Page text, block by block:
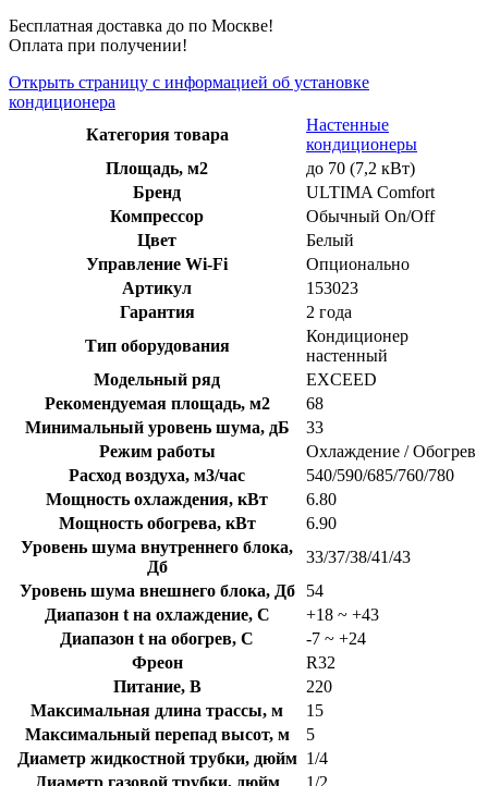
Бесплатная доставка до по Москве!
Оплата при получении!
Открыть страницу с информацией об установке
кондиционера
Категория товара
Настенные
кондиционеры
Площадь, м2
до 70 (7,2 кВт)
Бренд
ULTIMA Comfort
Компрессор
Обычный On/Off
Цвет
Белый
Управление Wi-Fi
Опционально
Артикул
153023
Гарантия
2 года
Тип оборудования
Кондиционер
настенный
Модельный ряд
EXCEED
Рекомендуемая площадь, м2
68
Минимальный уровень шума, дБ
33
Режим работы
Охлаждение / Обогрев
Расход воздуха, м3/час
540/590/685/760/780
Мощность охлаждения, кВт
6.80
Мощность обогрева, кВт
6.90
Уровень шума внутреннего блока,
Дб
33/37/38/41/43
Уровень шума внешнего блока, Дб
54
Диапазон t на охлаждение, C
+18 ~ +43
Диапазон t на обогрев, C
-7 ~ +24
Фреон
R32
Питание, В
220
Максимальная длина трассы, м
15
Максимальный перепад высот, м
5
Диаметр жидкостной трубки, дюйм 1/4